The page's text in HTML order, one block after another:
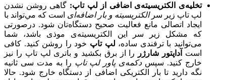
تخلیه‌ی الکتریسیته‌ی اضافی از لپ تاپ: گاهی روشن نشدن
لپ تاپ زیر سرالکتریسیته و بار اضافه‌ای است که مي‌تواند با
ایجاد اتصالی مانع فعالیت صحیح دستگاه‌تان شود. درصورتی
که مشکل زیر سر این الکتریسیته‌ی موذی باشد، شما
می‌توانید با ترفندی ساده، لپ تاپ خود را روشن کنید. کافی
است
آداپتور شارژر
را از برق بکشید و باتری لپ تاپ را نیز
خارج کنید. سپس دکمه‌ی پاور لپ تاپ را به مدت سی ثانیه
نگه دارید تا بار الکتریکی اضافی از دستگاه خارج شود. حالا